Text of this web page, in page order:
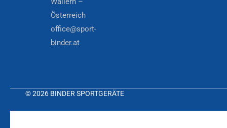
Österreich
office@sport-
binder.at
© 2026 BINDER SPORTGERÄTE